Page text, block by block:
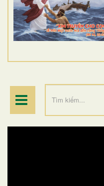
BAN MỤC VỤ
ĐOÀN THỂ CG